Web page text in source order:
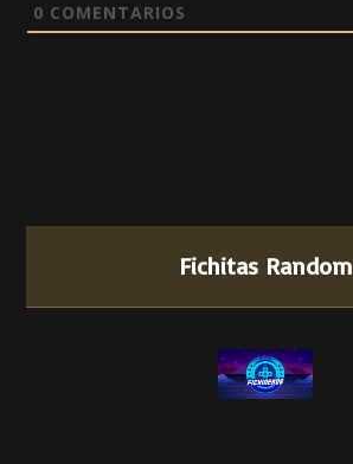
0 COMENTARIOS
Fichitas Random